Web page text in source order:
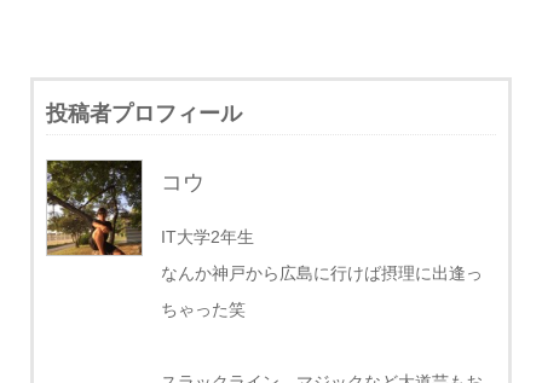
投稿者プロフィール
コウ
IT大学2年生
なんか神戸から広島に行けば摂理に出逢っ
ちゃった笑